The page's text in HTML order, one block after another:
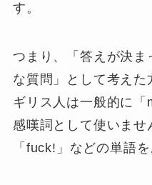
す。
つまり、「 答えが決ま
な質問 」として考え
ギリス人は一般的に「
感嘆詞として使いませ
「fuck!」などの単語